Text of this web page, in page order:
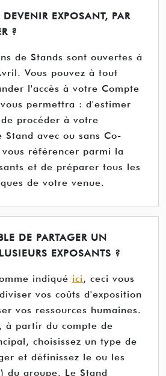
EXPOSANT, PAR
?
de Stands sont ouvertes à
Vous pouvez à tout
l'accès à votre Compte
permettra : d'estimer
procéder à votre
Stand avec ou sans Co-
vous référencer parmi la
et de préparer tous les
de votre venue.
DE PARTAGER UN
EXPOSANTS ?
indiqué ici , ceci vous
vos coûts d'exposition
vos ressources humaines.
à partir du compte de
choisissez un type de
et définissez le ou les
du groupe. Le Stand